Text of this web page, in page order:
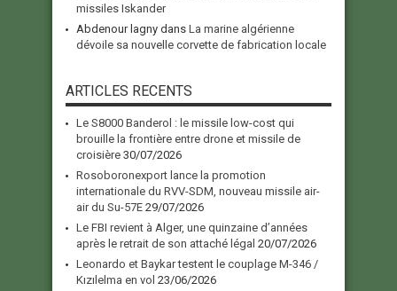
missiles Iskander
Abdenour lagny dans La marine algérienne
dévoile sa nouvelle corvette de fabrication locale
ARTICLES RECENTS
Le S8000 Banderol : le missile low-cost qui
brouille la frontière entre drone et missile de
croisière 30/07/2026
Rosoboronexport lance la promotion
internationale du RVV-SDM, nouveau missile air-
air du Su-57E 29/07/2026
Le FBI revient à Alger, une quinzaine d’années
après le retrait de son attaché légal 20/07/2026
Leonardo et Baykar testent le couplage M-346 /
Kızılelma en vol 23/06/2026